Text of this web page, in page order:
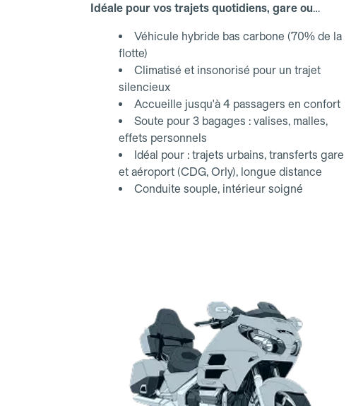
Idéale pour vos trajets quotidiens, gare ou
Véhicule hybride bas carbone (70% de la
flotte)
Climatisé et insonorisé pour un trajet
silencieux
Accueille jusqu'à 4 passagers en confort
Soute pour 3 bagages : valises, malles,
effets personnels
Idéal pour : trajets urbains, transferts gare
et aéroport (CDG, Orly), longue distance
Conduite souple, intérieur soigné